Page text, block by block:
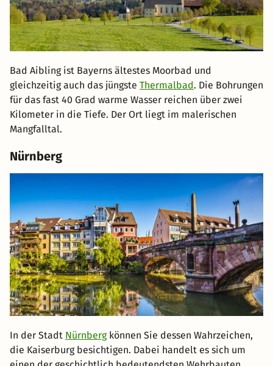
Bad Aibling ist Bayerns ältestes Moorbad und
gleichzeitig auch das jüngsteThermalbad. Die Bohrungen
für das fast 40 Grad warme Wasser reichen über zwei
Kilometer in die Tiefe. Der Ort liegt im malerischen
Mangfalltal.
Nürnberg
In der StadtNürnbergkönnen Sie dessen Wahrzeichen,
die Kaiserburg besichtigen. Dabei handelt es sich um
einen der geschichtlich bedeutendsten Wehrbauten
Europas. Die Burg ist Teil der historischen Meile, die
Kirchen, das Rathaus und weitere Stadthäuser und
Befestigungen umfasst.